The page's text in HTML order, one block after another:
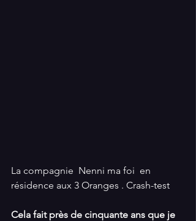
La compagnie Nenni ma foi en
résidence aux 3 Oranges . Crash-test
Cela fait près de cinquante ans que je